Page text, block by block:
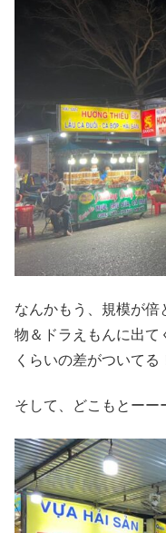
なんかもう、規模が倍
物＆ドラえもんに出て
くらいの差がついてる
そして、どこもとーー